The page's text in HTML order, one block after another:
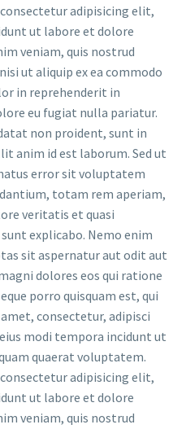
adipisicing elit,
ut labore et dolore
veniam, quis nostrud
ut aliquip ex ea commodo
in reprehenderit in
eu fugiat nulla pariatur.
non proident, sunt in
anim id est laborum. Sed ut
error sit voluptatem
totam rem aperiam,
veritatis et quasi
explicabo. Nemo enim
sit aspernatur aut odit aut
dolores eos qui ratione
porro quisquam est, qui
consectetur, adipisci
modi tempora incidunt ut
quaerat voluptatem.
adipisicing elit,
ut labore et dolore
veniam, quis nostrud